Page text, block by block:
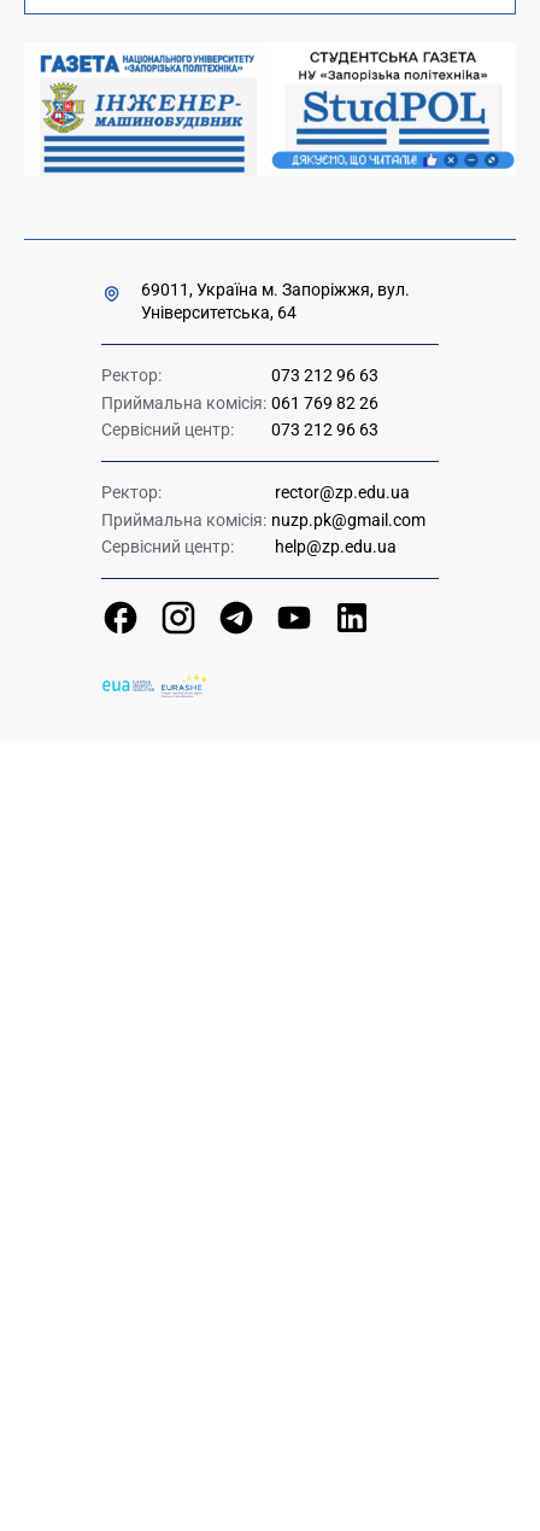
Накази та розпорядження для оприлюднення
Міністерство освіти і науки України
Урядова "гаряча лінія" 1545
69011, Україна м. Запоріжжя, вул.
Університетська, 64
Ректор:
073 212 96 63
Приймальна комісія: 061 769 82 26
Сервісний центр:
073 212 96 63
Ректор:
rector@zp.edu.ua
Приймальна комісія: nuzp.pk@gmail.com
Сервісний центр:
help@zp.edu.ua